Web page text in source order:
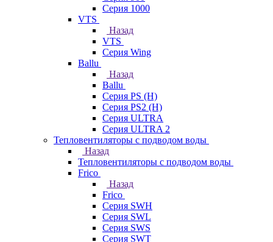
Серия 1000
VTS
Назад
VTS
Серия Wing
Ballu
Назад
Ballu
Серия PS (H)
Серия PS2 (H)
Серия ULTRA
Серия ULTRA 2
Тепловентиляторы с подводом воды
Назад
Тепловентиляторы с подводом воды
Frico
Назад
Frico
Серия SWH
Серия SWL
Серия SWS
Серия SWT